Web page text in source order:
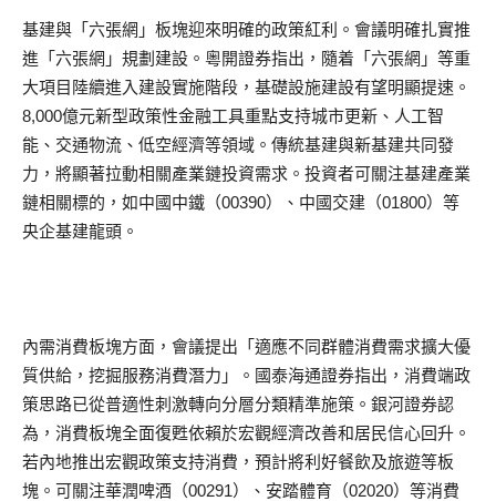
基建與「六張網」板塊迎來明確的政策紅利。會議明確扎實推
進「六張網」規劃建設。粵開證券指出，隨着「六張網」等重
大項目陸續進入建設實施階段，基礎設施建設有望明顯提速。
8,000億元新型政策性金融工具重點支持城市更新、人工智
能、交通物流、低空經濟等領域。傳統基建與新基建共同發
力，將顯著拉動相關產業鏈投資需求。投資者可關注基建產業
鏈相關標的，如中國中鐵（00390）、中國交建（01800）等
央企基建龍頭。
內需消費板塊方面，會議提出「適應不同群體消費需求擴大優
質供給，挖掘服務消費潛力」。國泰海通證券指出，消費端政
策思路已從普適性刺激轉向分層分類精準施策。銀河證券認
為，消費板塊全面復甦依賴於宏觀經濟改善和居民信心回升。
若內地推出宏觀政策支持消費，預計將利好餐飲及旅遊等板
塊。可關注華潤啤酒（00291）、安踏體育（02020）等消費